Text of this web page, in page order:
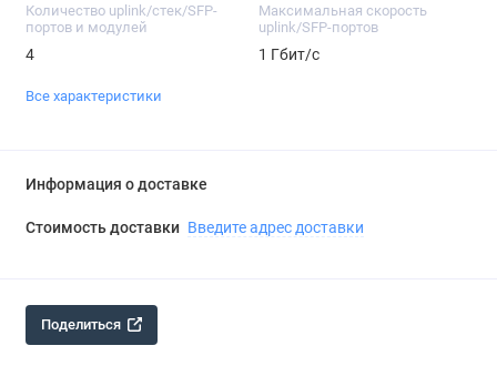
Количество uplink/стек/SFP-
портов и модулей
4
Максимальная скорость
uplink/SFP-портов
1 Гбит/c
Все характеристики
Информация о доставке
Стоимость доставки Введите адрес доставки
Поделиться